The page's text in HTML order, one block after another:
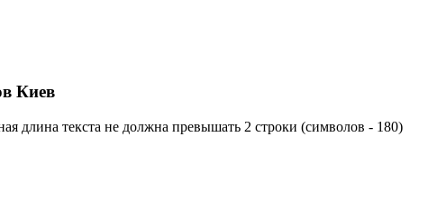
Киев
длина текста не должна превышать 2 строки (символов - 180)